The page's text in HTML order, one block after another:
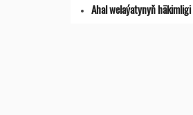
Ahal welaýatynyň